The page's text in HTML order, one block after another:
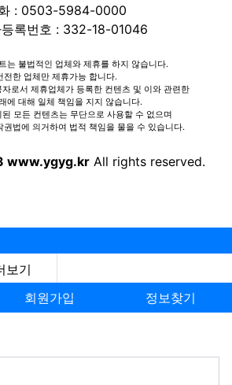
: 0503-5984-0000
록번호 : 332-18-01046
는 불법적인 업체와 제휴를 하지 않습니다.
전한 업체만 제휴가능 합니다.
로서 제휴업체가 등록한 컨텐츠 및 이와 관련한
에 대해 일체 책임을 지지 않습니다.
모든 컨텐츠는 무단으로 사용할 수 없으며
권법에 의거하여 법적 책임을 물을 수 있습니다.
www.ygyg.kr All rights reserved.
보기
회원가입 정보찾기